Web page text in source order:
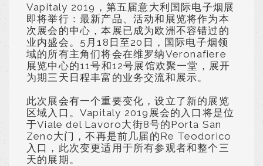
Vapitaly 2019，第五届意大利国际电子烟展
即将举行：最新产品、活动和展览将作为本
次展会的中心，本展已成为欧洲不容错过的
业内盛会。5月18日至20日，国际电子烟领
域的所有主角们将会在维罗纳Veronafiere
展览中心的11号和12号展馆欢聚一堂，展开
为期三天日程丰富的业务交流和展示。
此次展会有一个重要变化，设立了新的展览
区域入口。Vapitaly 2019展会的入口将是位
于Viale del Lavoro大街8号的Porta San
Zeno大门，不再是前几届的Re Teodorico
入口，此次变更适用于所有参观者和整个三
天的展期。